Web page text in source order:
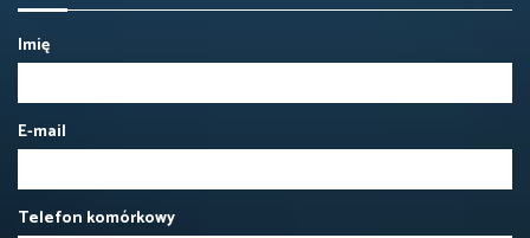
Imię
E-mail
Telefon komórkowy